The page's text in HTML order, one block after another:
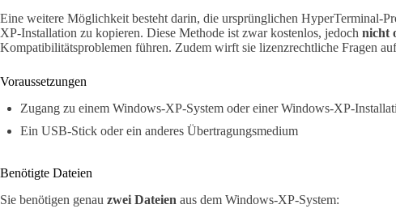
Eine weitere Möglichkeit besteht darin, die ursprünglichen HyperTerminal-
XP-Installation zu kopieren. Diese Methode ist zwar kostenlos, jedoch nicht
Kompatibilitätsproblemen führen. Zudem wirft sie lizenzrechtliche Fragen
Voraussetzungen
Zugang zu einem Windows-XP-System oder einer Windows-XP-
Ein USB-Stick oder ein anderes Übertragungsmedium
Benötigte Dateien
Sie benötigen genau zwei Dateien aus dem Windows-XP-System: